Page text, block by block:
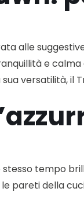
alle
e
versatilità,
stesso tempo
pareti della